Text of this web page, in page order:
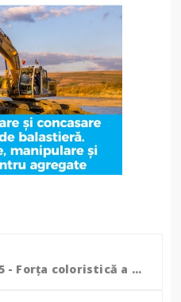
MARCEL CHIȚAC 65 - Forța coloristică a unui scriitor de talent!